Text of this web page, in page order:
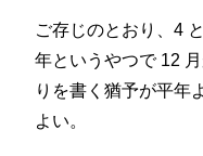
ご存じのとおり、4
年というやつで 12
りを書く猶予が平年
よい。